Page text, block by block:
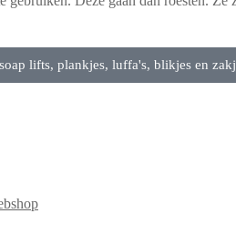
lifts, plankjes, luffa's, blikjes en